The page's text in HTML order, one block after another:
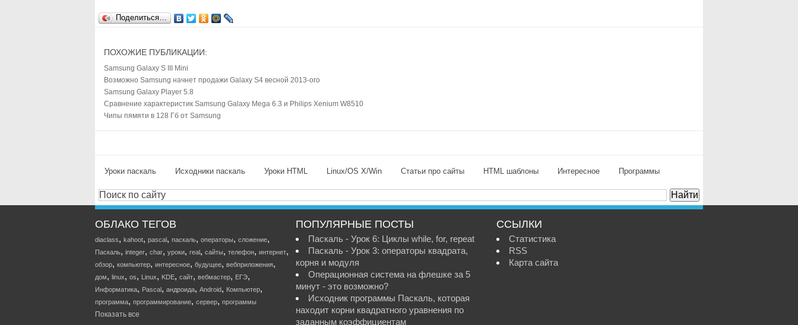
Поделиться…
ПОХОЖИЕ ПУБЛИКАЦИИ:
Samsung Galaxy S III Mini
Возможно Samsung начнет продажи Galaxy S4 весной 2013-ого
Samsung Galaxy Player 5.8
Сравнение характеристик Samsung Galaxy Mega 6.3 и Philips Xenium W8510
Чипы пямяти в 128 Гб от Samsung
Уроки паскаль Исходники паскаль Уроки HTML Linux/OS X/Win Статьи про сайты HTML шаблоны Интересное Программы
ОБЛАКО ТЕГОВ
diaclass, kahoot, pascal, паскаль, операторы, сложение,
Паскаль, integer, char, уроки, real, сайты, телефон, интернет,
обзор, компьютер, интересное, будущее, вебприложения,
дом, linux, os, Linux, KDE, сайт, вебмастер, ЕГЭ,
Информатика, Pascal, андроида, Android, Компьютер,
программа, программирование, сервер, программы
Показать все
ПОПУЛЯРНЫЕ ПОСТЫ
Паскаль - Урок 6: Циклы while, for, repeat
Паскаль - Урок 3: операторы квадрата,
корня и модуля
Операционная система на флешке за 5
минут - это возможно?
Исходник программы Паскаль, которая
находит корни квадратного уравнения по
заданным коэффициентам
ССЫЛКИ
Статистика
RSS
Карта сайта